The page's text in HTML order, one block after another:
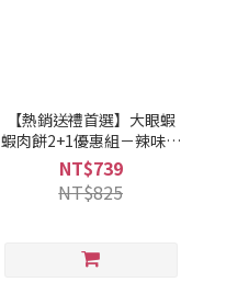
【熱銷送禮首選】大眼蝦
蝦肉餅2+1優惠組－辣味鹹
蛋黃蝦餅禮盒140g*2 + 辣
味鹹蛋黃蝦餅袋裝70g
NT$739
NT$825